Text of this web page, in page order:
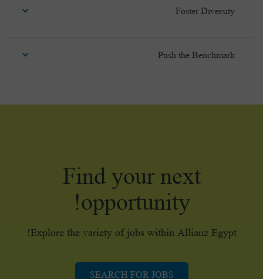
minds who dare to act on opportunities and take risks, take
Foster Diversity
of trust in which all act with integrity, honor commitments
Push the Benchmark
Find your next
opportunity!
Explore the variety of jobs within Allianz Egypt!
SEARCH FOR JOBS